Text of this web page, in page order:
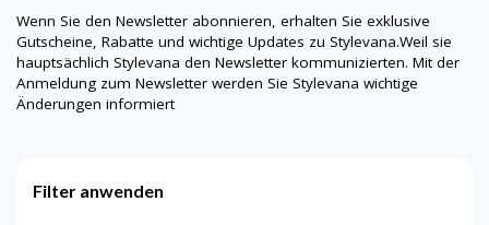
Wenn Sie den Newsletter abonnieren, erhalten Sie exklusive
Gutscheine, Rabatte und wichtige Updates zu Stylevana.Weil sie
hauptsächlich Stylevana den Newsletter kommunizierten. Mit der
Anmeldung zum Newsletter werden Sie Stylevana wichtige
Änderungen informiert
Filter anwenden